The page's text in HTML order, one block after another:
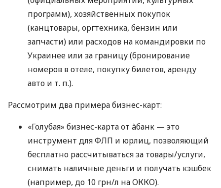
программ), хозяйственных покупок
(канцтовары, оргтехника, бензин или
запчасти) или расходов на командировки по
Украинее или за границу (бронирование
номеров в отеле, покупку билетов, аренду
авто и т. п.).
Рассмотрим два примера бизнес-карт:
«Голубая» бизнес-карта от àбанк — это
инструмент для ФЛП и юрлиц, позволяющий
бесплатно рассчитываться за товары/услуги,
снимать наличные деньги и получать кэшбек
(например, до 10 грн/л на ОККО).